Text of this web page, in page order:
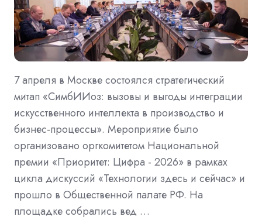
7 апреля в Москве состоялся стратегический
митап «СимбИИоз: вызовы и выгоды интеграции
искусственного интеллекта в производство и
бизнес-процессы». Мероприятие было
организовано оргкомитетом Национальной
премии «Приоритет: Цифра - 2026» в рамках
цикла дискуссий «Технологии здесь и сейчас» и
прошло в Общественной палате РФ. На
площадке собрались вед …